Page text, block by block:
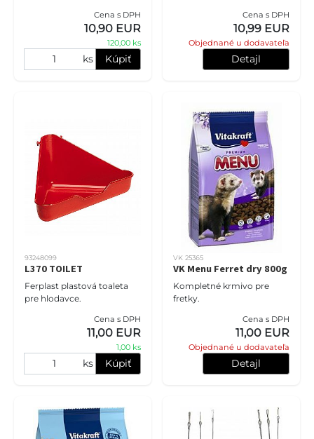
Vhodná pre bytové mačky
aj mačiatka, s vysokou
Cena s DPH
10,90 EUR
120,00 ks
ks Kúpiť
Cena s DPH
10,99 EUR
Objednané u dodavateľa
Detajl
93248099
L370 TOILET
Ferplast plastová toaleta
pre hlodavce.
Cena s DPH
11,00 EUR
1,00 ks
ks Kúpiť
VK 25365
VK Menu Ferret dry 800g
Kompletné krmivo pre
fretky.
Cena s DPH
11,00 EUR
Objednané u dodavateľa
Detajl